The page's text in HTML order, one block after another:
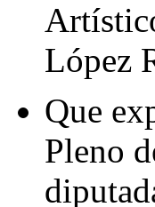
López
Que
Pleno